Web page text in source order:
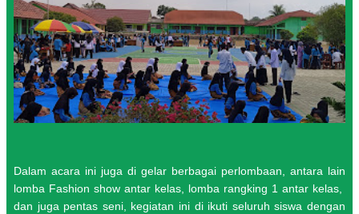
Dalam acara ini juga di gelar berbagai perlombaan, antara lain
lomba Fashion show antar kelas, lomba rangking 1 antar kelas,
dan juga pentas seni, kegiatan ini di ikuti seluruh siswa dengan